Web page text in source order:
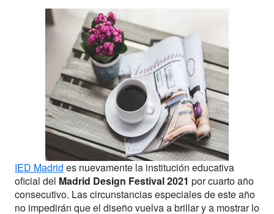
IED Madrid es nuevamente la institución educativa
oficial del Madrid Design Festival 2021 por cuarto año
consecutivo. Las circunstancias especiales de este año
no impedirán que el diseño vuelva a brillar y a mostrar lo